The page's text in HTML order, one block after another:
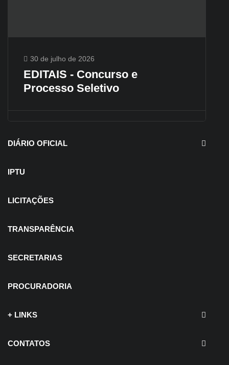
30 de julho de 2026
EDITAIS - Concurso e
Processo Seletivo
DIÁRIO OFICIAL
IPTU
LICITAÇÕES
TRANSPARÊNCIA
SECRETARIAS
PROCURADORIA
+ LINKS
CONTATOS